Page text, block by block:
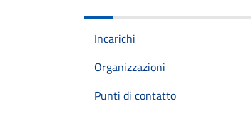
Incarichi
Organizzazioni
Punti di contatto